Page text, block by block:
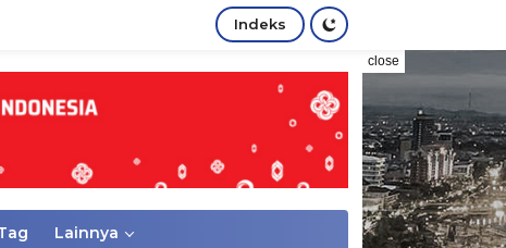
Indeks
close
Lainnya